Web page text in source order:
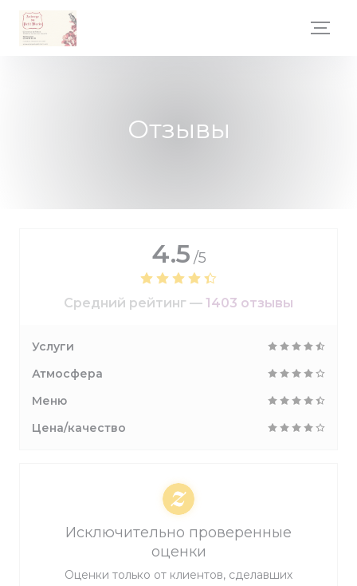
Панель управления cookies
Отзывы
4.5 /5
Средний рейтинг — 1403 отзывы
Услуги
Атмосфера
Меню
Цена/качество
Исключительно проверенные
оценки
Оценки только от клиентов, сделавших